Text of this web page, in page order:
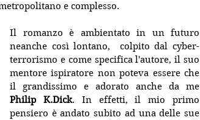
e complesso.
Il romanzo è ambientato in un futuro
neanche così lontano,  colpito dal cyber-
terrorismo e come specifica l'autore, il suo
mentore ispiratore non poteva essere che
Philip K.Dick. In effetti, il mio primo
pensiero è andato subito ad una delle sue